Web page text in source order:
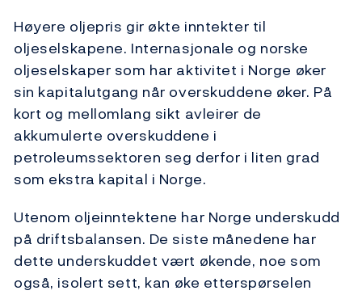
Høyere oljepris gir økte inntekter til
oljeselskapene. Internasjonale og norske
oljeselskaper som har aktivitet i Norge øker
sin kapitalutgang når overskuddene øker. På
kort og mellomlang sikt avleirer de
akkumulerte overskuddene i
petroleumssektoren seg derfor i liten grad
som ekstra kapital i Norge.
Utenom oljeinntektene har Norge underskudd
på driftsbalansen. De siste månedene har
dette underskuddet vært økende, noe som
også, isolert sett, kan øke etterspørselen